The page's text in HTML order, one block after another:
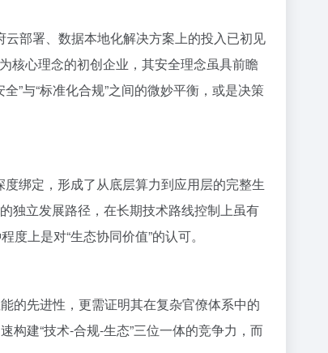
部署、数据本地化解决方案上的投入已初见
核心理念的初创企业，其安全理念虽具前瞻
”与“标准化合规”之间的微妙平衡，或是决策
绑定，形成了从底层算力到应用层的完整生
独立发展路径，在长期技术路线控制上虽有
上是对“生态协同价值”的认可。
的先进性，更需证明其在复杂官僚体系中的
建“技术-合规-生态”三位一体的竞争力，而